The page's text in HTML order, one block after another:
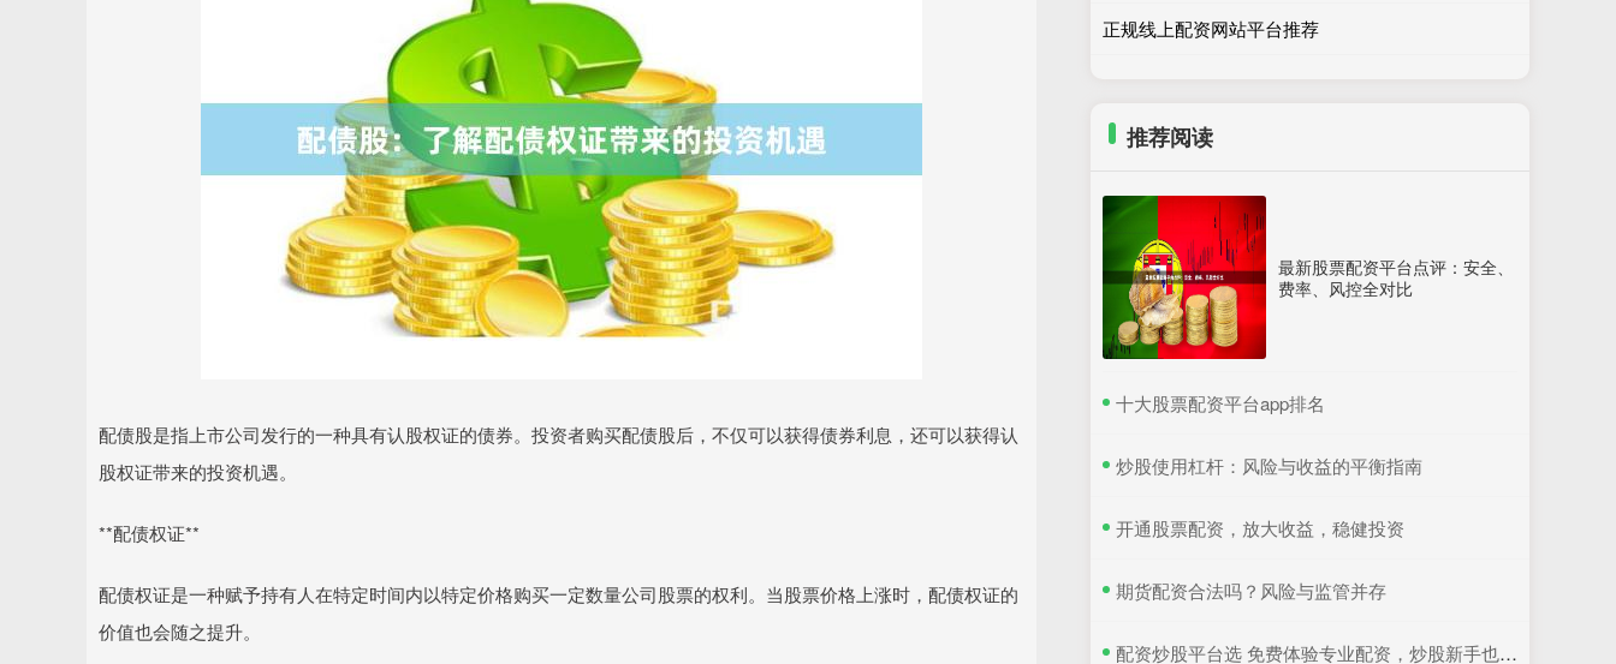
配债股是指上市公司发行的一种具有认股权证的债券。投资者购买配债股后，不仅可以获得债券利息，还可以获得认
股权证带来的投资机遇。
**配债权证**
配债权证是一种赋予持有人在特定时间内以特定价格购买一定数量公司股票的权利。当股票价格上涨时，配债权证的
价值也会随之提升。
正规线上配资网站平台推荐
推荐阅读
最新股票配资平台点评：安全、
费率、风控全对比
​十大股票配资平台app排名
​炒股使用杠杆：风险与收益的平衡指南
​开通股票配资，放大收益，稳健投资
​期货配资合法吗？风险与监管并存
​配资炒股平台选 免费体验专业配资，炒股新手也能轻松赚钱